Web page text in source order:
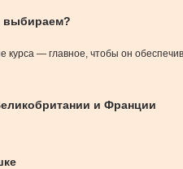
выбираем?
курса — главное, чтобы он
и Франции